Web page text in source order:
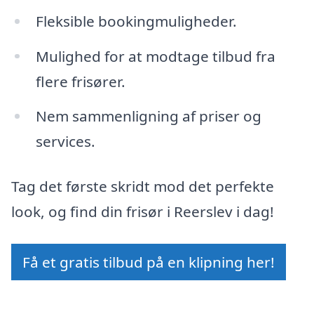
Fleksible bookingmuligheder.
Mulighed for at modtage tilbud fra
flere frisører.
Nem sammenligning af priser og
services.
Tag det første skridt mod det perfekte
look, og find din frisør i Reerslev i dag!
Få et gratis tilbud på en klipning her!